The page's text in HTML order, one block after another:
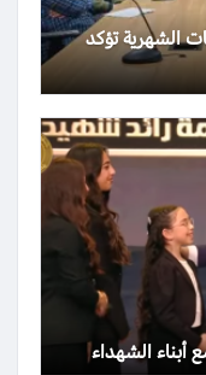
الشهرية تؤكد
الشهداء